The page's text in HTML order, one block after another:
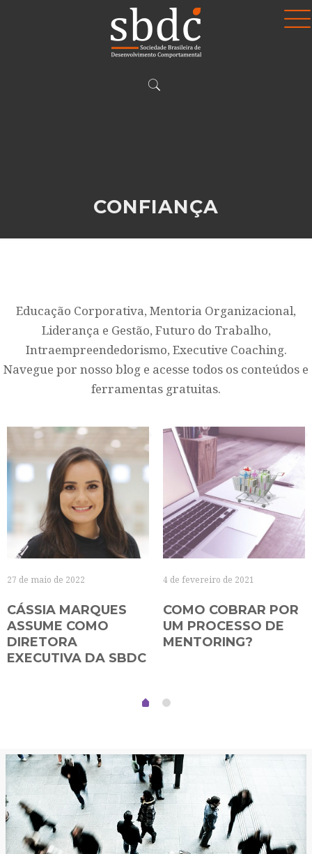
CONFIANÇA
Educação Corporativa, Mentoria Organizacional,
Liderança e Gestão, Futuro do Trabalho,
Intraempreendedorismo, Executive Coaching.
Navegue por nosso blog e acesse todos os conteúdos e
ferramentas gratuitas.
27 de maio de 2022
CÁSSIA MARQUES
ASSUME COMO
DIRETORA
EXECUTIVA DA SBDC
4 de fevereiro de 2021
COMO COBRAR POR
UM PROCESSO DE
MENTORING?